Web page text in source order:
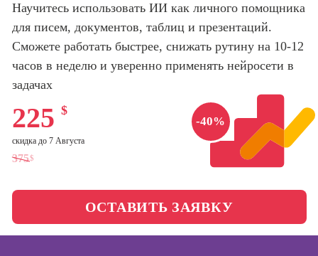
программирования
Школа психологии
Школа актерского
мастерства
Школа бизнеса и
управления
Фотошкола
Школа медиа
продвижение
сайтов)
Профессия
Интернет-
Менеджер по
маркетингу в
социальных
сетях (SMM-
Профессия
Научитесь использовать ИИ как личного помощника
для писем, документов, таблиц и презентаций.
Сможете работать быстрее, снижать рутину на 10-12
часов в неделю и уверенно применять нейросети в
задачах
-40%
375$
225 $
скидка до 7 Августа
ОСТАВИТЬ ЗАЯВКУ